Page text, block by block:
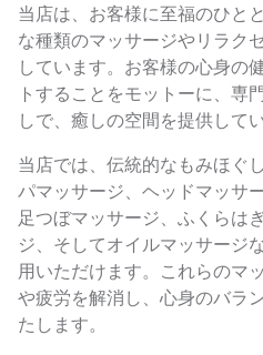
当店は、お客様に至福のひと
な種類のマッサージやリラク
しています。お客様の心身の
トすることをモットーに、専
しで、癒しの空間を提供してい
当店では、伝統的なもみほぐ
パマッサージ、ヘッドマッサ
足つぼマッサージ、ふくらは
ジ、そしてオイルマッサージ
用いただけます。これらのマ
や疲労を解消し、心身のバラ
たします。